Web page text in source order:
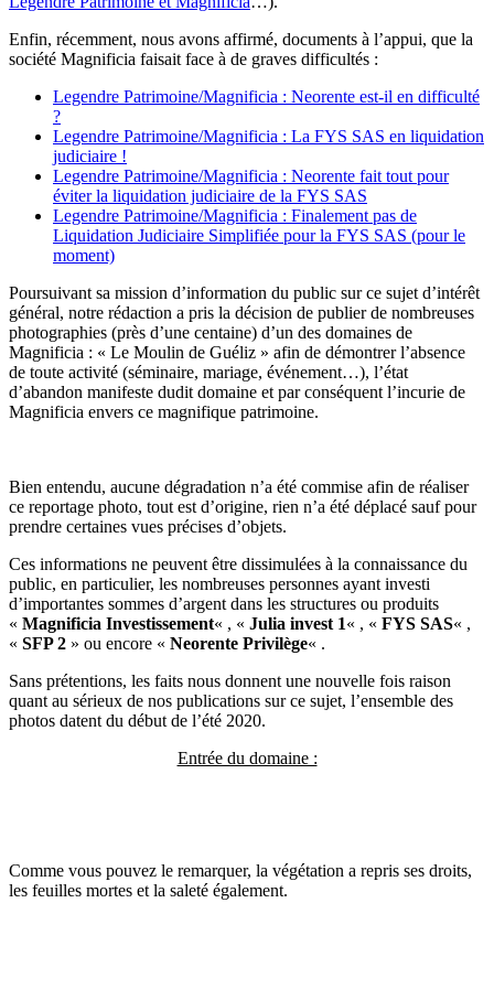
Enfin, récemment, nous avons affirmé, documents à l’appui, que la
société Magnificia faisait face à de graves difficultés :
Legendre Patrimoine/Magnificia : Neorente est-il en difficulté
?
Legendre Patrimoine/Magnificia : La FYS SAS en liquidation
judiciaire !
Legendre Patrimoine/Magnificia : Neorente fait tout pour
éviter la liquidation judiciaire de la FYS SAS
Legendre Patrimoine/Magnificia : Finalement pas de
Liquidation Judiciaire Simplifiée pour la FYS SAS (pour le
moment)
Poursuivant sa mission d’information du public sur ce sujet d’intérêt
général, notre rédaction a pris la décision de publier de nombreuses
photographies (près d’une centaine) d’un des domaines de
Magnificia : « Le Moulin de Guéliz » afin de démontrer l’absence
de toute activité (séminaire, mariage, événement…), l’état
d’abandon manifeste dudit domaine et par conséquent l’incurie de
Magnificia envers ce magnifique patrimoine.
Bien entendu, aucune dégradation n’a été commise afin de réaliser
ce reportage photo, tout est d’origine, rien n’a été déplacé sauf pour
prendre certaines vues précises d’objets.
Ces informations ne peuvent être dissimulées à la connaissance du
public, en particulier, les nombreuses personnes ayant investi
d’importantes sommes d’argent dans les structures ou produits
« Magnificia Investissement« , « Julia invest 1« , « FYS SAS« ,
« SFP 2 » ou encore « Neorente Privilège« .
Sans prétentions, les faits nous donnent une nouvelle fois raison
quant au sérieux de nos publications sur ce sujet, l’ensemble des
photos datent du début de l’été 2020.
Entrée du domaine :
Comme vous pouvez le remarquer, la végétation a repris ses droits,
les feuilles mortes et la saleté également.